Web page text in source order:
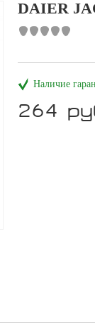
DAIER
Наличие
264